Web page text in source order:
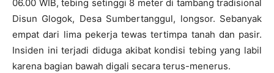
06.00 WIB, tebing setinggi 8 meter di tambang tradisional
Disun Glogok, Desa Sumbertanggul, longsor. Sebanyak
empat dari lima pekerja tewas tertimpa tanah dan pasir.
Insiden ini terjadi diduga akibat kondisi tebing yang labil
karena bagian bawah digali secara terus-menerus.